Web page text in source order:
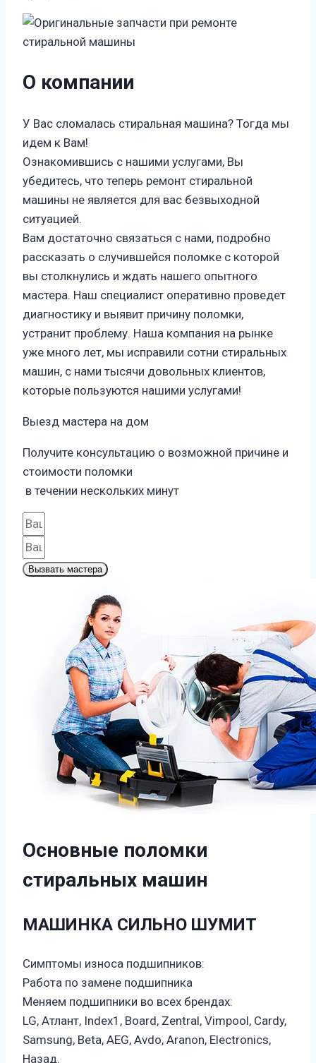
О компании
У Вас сломалась стиральная машина? Тогда мы
идем к Вам!
Ознакомившись с нашими услугами, Вы
убедитесь, что теперь ремонт стиральной
машины не является для вас безвыходной
ситуацией.
Вам достаточно связаться с нами, подробно
рассказать о случившейся поломке с которой
вы столкнулись и ждать нашего опытного
мастера. Наш специалист оперативно проведет
диагностику и выявит причину поломки,
устранит проблему. Наша компания на рынке
уже много лет, мы исправили сотни стиральных
машин, с нами тысячи довольных клиентов,
которые пользуются нашими услугами!
Выезд мастера на дом
Получите консультацию о возможной причине и
стоимости поломки
в течении нескольких минут
Вызвать мастера
Основные поломки
стиральных машин
МАШИНКА СИЛЬНО ШУМИТ
Симптомы износа подшипников:
Работа по замене подшипника
Меняем подшипники во всех брендах:
LG, Атлант, Index1, Board, Zentral, Vimpool, Cardy,
Samsung, Beta, AEG, Avdo, Aranon, Electronics,
Назад.